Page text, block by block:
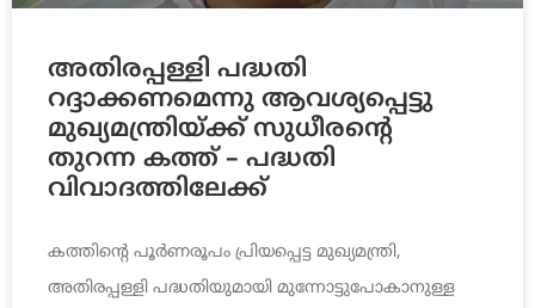
അതിരപ്പള്ളി പദ്ധതി
റദ്ദാക്കണമെന്നു ആവശ്യപ്പെട്ടു
മുഖ്യമന്ത്രിയ്ക്ക് സുധീരന്‍റെ
തുറന്ന കത്ത് – പദ്ധതി
വിവാദത്തിലേക്ക്
കത്തിന്‍റെ പൂർണരൂപം പ്രിയപ്പെട്ട മുഖ്യമന്ത്രി,
അതിരപ്പള്ളി പദ്ധതിയുമായി മുന്നോട്ടുപോകാനുള്ള